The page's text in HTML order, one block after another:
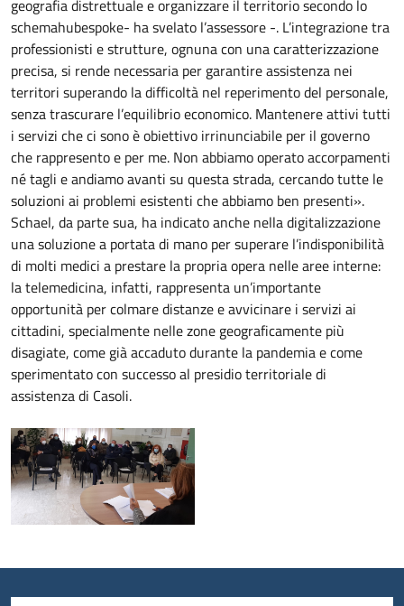
geografia distrettuale e organizzare il territorio secondo lo
schemahubespoke- ha svelato l’assessore -. L’integrazione tra
professionisti e strutture, ognuna con una caratterizzazione
precisa, si rende necessaria per garantire assistenza nei
territori superando la difficoltà nel reperimento del personale,
senza trascurare l’equilibrio economico. Mantenere attivi tutti
i servizi che ci sono è obiettivo irrinunciabile per il governo
che rappresento e per me. Non abbiamo operato accorpamenti
né tagli e andiamo avanti su questa strada, cercando tutte le
soluzioni ai problemi esistenti che abbiamo ben presenti».
Schael, da parte sua, ha indicato anche nella digitalizzazione
una soluzione a portata di mano per superare l’indisponibilità
di molti medici a prestare la propria opera nelle aree interne:
la telemedicina, infatti, rappresenta un’importante
opportunità per colmare distanze e avvicinare i servizi ai
cittadini, specialmente nelle zone geograficamente più
disagiate, come già accaduto durante la pandemia e come
sperimentato con successo al presidio territoriale di
assistenza di Casoli.